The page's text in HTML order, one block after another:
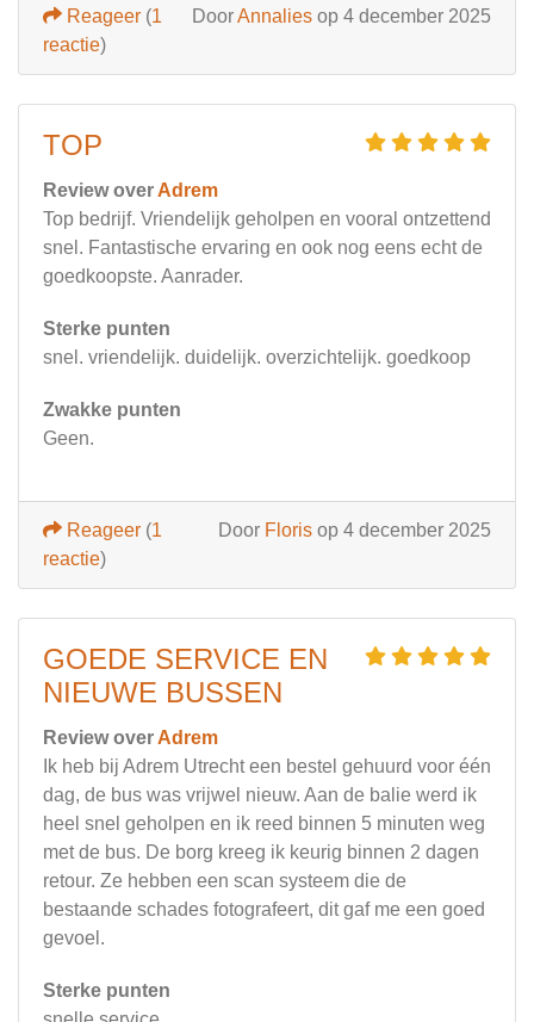
DoorAnnalies op 4 december 2025
Reageer (1
reactie)
TOP
Review over Adrem
Top bedrijf. Vriendelijk geholpen en vooral ontzettend
snel. Fantastische ervaring en ook nog eens echt de
goedkoopste. Aanrader.
Sterke punten
snel. vriendelijk. duidelijk. overzichtelijk. goedkoop
Zwakke punten
Geen.
Door Floris op 4 december 2025
Reageer (1
reactie)
GOEDE SERVICE EN
NIEUWE BUSSEN
Review over Adrem
Ik heb bij Adrem Utrecht een bestel gehuurd voor één
dag, de bus was vrijwel nieuw. Aan de balie werd ik
heel snel geholpen en ik reed binnen 5 minuten weg
met de bus. De borg kreeg ik keurig binnen 2 dagen
retour. Ze hebben een scan systeem die de
bestaande schades fotografeert, dit gaf me een goed
gevoel.
Sterke punten